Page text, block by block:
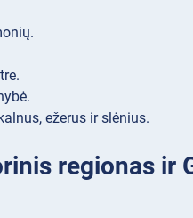
ežerus ir slėnius.
regionas ir